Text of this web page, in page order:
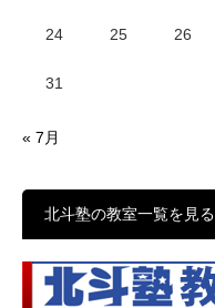
24 25 26
31
« 7月
北斗塾の教室一覧を見る